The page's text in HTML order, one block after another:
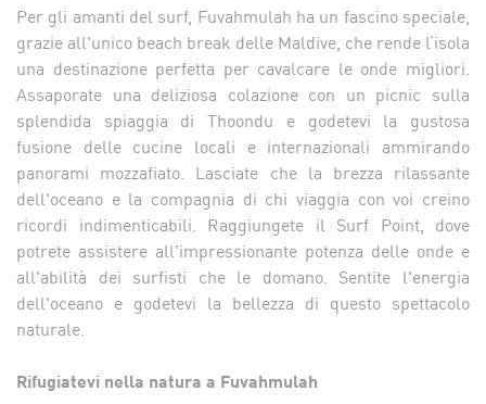
Per gli amanti del surf, Fuvahmulah ha un fascino speciale,
grazie all'unico beach break delle Maldive, che rende l’isola
una destinazione perfetta per cavalcare le onde migliori.
Assaporate una deliziosa colazione con un picnic sulla
splendida spiaggia di Thoondu e godetevi la gustosa
fusione delle cucine locali e internazionali ammirando
panorami mozzafiato. Lasciate che la brezza rilassante
dell'oceano e la compagnia di chi viaggia con voi creino
ricordi indimenticabili. Raggiungete il Surf Point, dove
potrete assistere all'impressionante potenza delle onde e
all'abilità dei surfisti che le domano. Sentite l'energia
dell'oceano e godetevi la bellezza di questo spettacolo
naturale.
Rifugiatevi nella natura a Fuvahmulah